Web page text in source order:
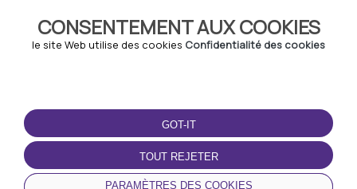
CONSENTEMENT AUX COOKIES
le site Web utilise des cookies Confidentialité des cookies
GOT-IT
TOUT REJETER
PARAMÈTRES DES COOKIES
TERMS-OF-USE
Termes et conditions
Politique de confidentialité
Politique relative aux
cookies
TÉLÉCHARGEZ
L'APPLICATION